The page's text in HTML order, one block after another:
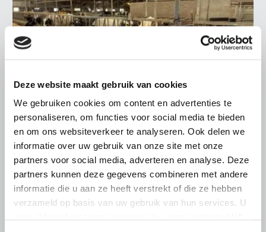
Deze website maakt gebruik van cookies
We gebruiken cookies om content en advertenties te
personaliseren, om functies voor social media te bieden
en om ons websiteverkeer te analyseren. Ook delen we
informatie over uw gebruik van onze site met onze
partners voor social media, adverteren en analyse. Deze
partners kunnen deze gegevens combineren met andere
informatie die u aan ze heeft verstrekt of die ze hebben
verzameld op basis van uw gebruik van hun services. U
LTO LOBBY
6 AUGUSTUS 2026
Kamerlid Goudzwaard (JA21)
bezoekt melkveehouderij in